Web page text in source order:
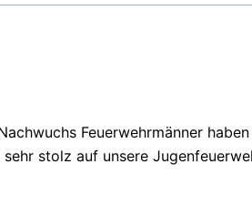
Feuerwehrmänner
sehr stolz auf unsere